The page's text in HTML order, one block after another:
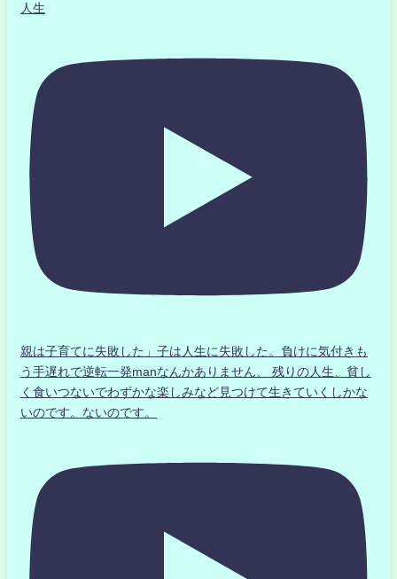
人生
親は子育てに失敗した」子は人生に失敗した。負けに気付きも
う手遅れで逆転一発manなんかありません、 残りの人生、貧し
く食いつないでわずかな楽しみなど見つけて生きていくしかな
いのです。ないのです。